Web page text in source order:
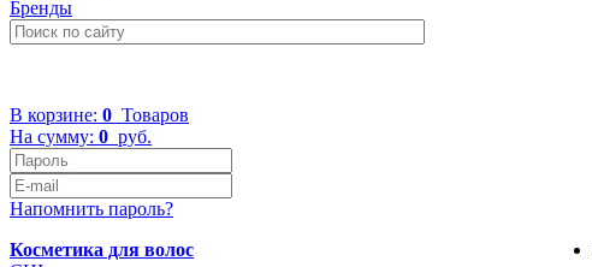
Бренды
В корзине: 0 Товаров
На сумму: 0 руб.
Напомнить пароль?
Косметика для волос